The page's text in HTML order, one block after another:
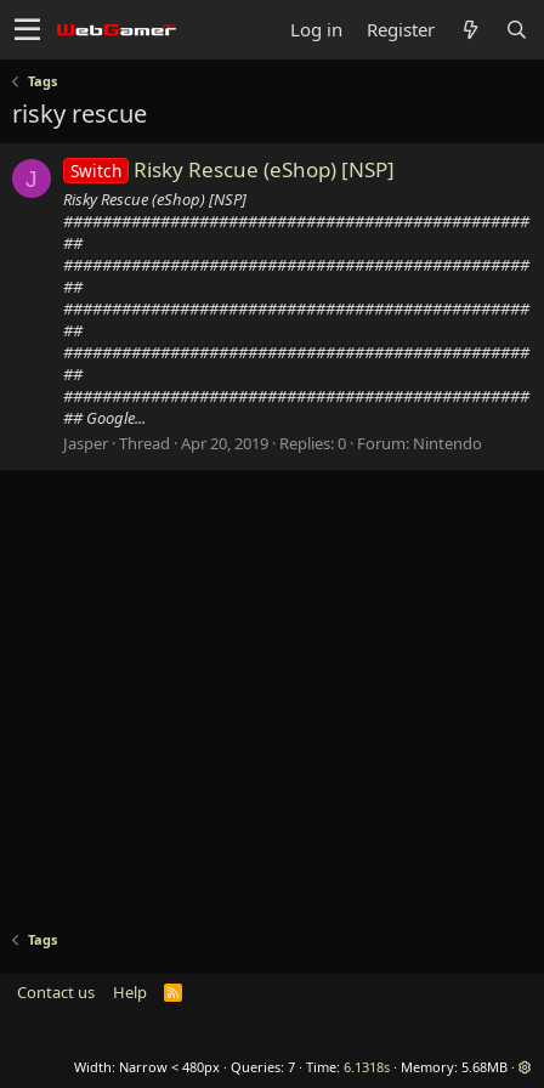
Log in Register
Tags
risky rescue
J Switch Risky Rescue (eShop) [NSP]
Risky Rescue (eShop) [NSP]
################################################
##
################################################
##
################################################
##
################################################
##
################################################
## Google...
Jasper Thread Apr 20, 2019 Replies: 0 Forum: Nintendo
Tags
Contact us Help
R
Width Queries 7 Time 6.1318s Memory 5.68MB